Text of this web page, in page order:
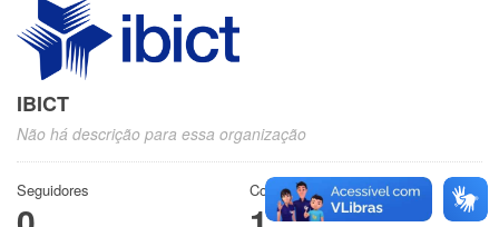
IBICT
Não há descrição para essa organização
Seguidores Conjuntos de dados